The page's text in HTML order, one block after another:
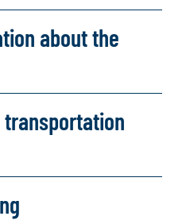
about the
transportation